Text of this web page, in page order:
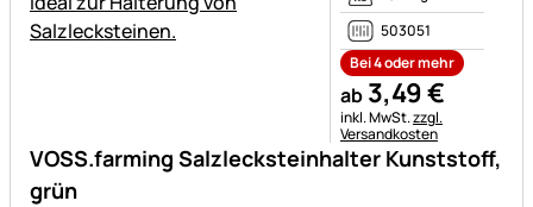
VOSS.farming Salzlecksteinhalter Kunststoff,
grün
503051
Bei 4 oder mehr
ab 3,49€
Steuerhinweis:
inkl. MwSt.zzgl.
Versandkosten